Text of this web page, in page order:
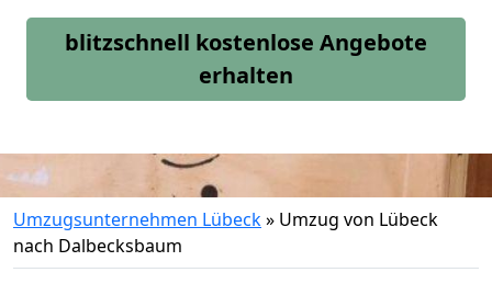
blitzschnell kostenlose Angebote
erhalten
Umzugsunternehmen Lübeck» Umzug von Lübeck
nach Dalbecksbaum